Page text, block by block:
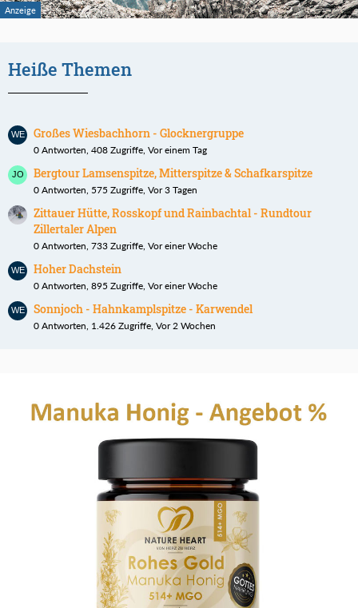
Heiße Themen
Großes Wiesbachhorn - Glocknergruppe
0 Antworten, 408 Zugriffe, Vor einem Tag
Bergtour Lamsenspitze, Mitterspitze & Schafkarspitze
0 Antworten, 575 Zugriffe, Vor 3 Tagen
Zittauer Hütte, Rosskopf und Rainbachtal - Rundtour
Zillertaler Alpen
0 Antworten, 733 Zugriffe, Vor einer Woche
Hoher Dachstein
0 Antworten, 895 Zugriffe, Vor einer Woche
Sonnjoch - Hahnkamplspitze - Karwendel
0 Antworten, 1.426 Zugriffe, Vor 2 Wochen